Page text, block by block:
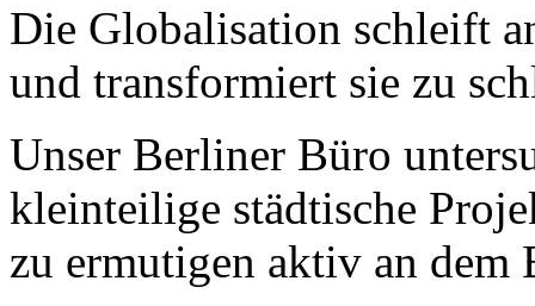
Die Globalisation schleift
und transformiert sie zu
Unser Berliner Büro
kleinteilige städtische
zu ermutigen aktiv an